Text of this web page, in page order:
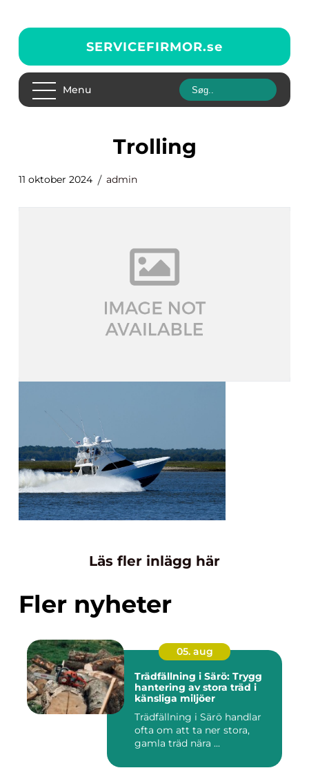
SERVICEFIRMOR.se
Menu
Trolling
11 oktober 2024 admin
Läs fler inlägg här
Fler nyheter
05. aug
Trädfällning i Särö: Trygg
hantering av stora träd i
känsliga miljöer
Trädfällning i Särö handlar
ofta om att ta ner stora,
gamla träd nära ...